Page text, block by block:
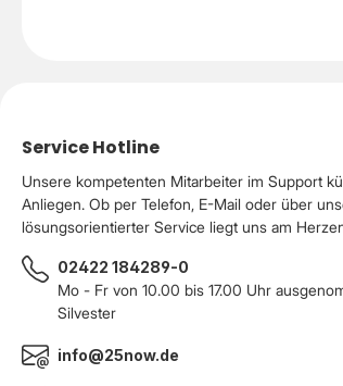
Service Hotline
Unsere kompetenten Mitarbeiter im Support
Anliegen. Ob per Telefon, E-Mail oder über
lösungsorientierter Service liegt uns am
02422 184289-0
Mo - Fr von 10.00 bis 17.00 Uhr
Silvester
info@25now.de